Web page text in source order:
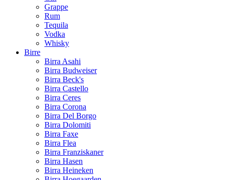
Grappe
Rum
Tequila
Vodka
Whisky
Birre
Birra Asahi
Birra Budweiser
Birra Beck's
Birra Castello
Birra Ceres
Birra Corona
Birra Del Borgo
Birra Dolomiti
Birra Faxe
Birra Flea
Birra Franziskaner
Birra Hasen
Birra Heineken